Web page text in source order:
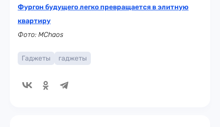
Фургон будущего легко превращается в элитную
квартиру
Фото: MChaos
Гаджеты гаджеты